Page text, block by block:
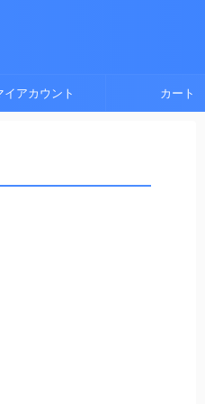
イアカウント カート